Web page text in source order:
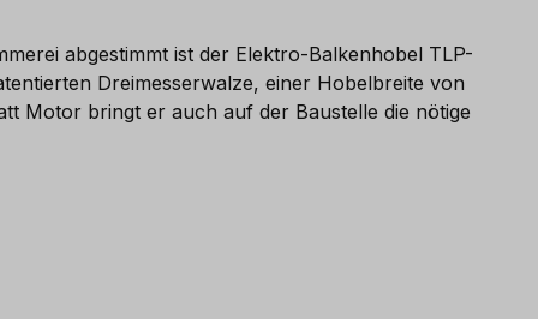
abgestimmt ist der Elektro-Balkenhobel TLP-
Dreimesserwalze, einer Hobelbreite von
Motor bringt er auch auf der Baustelle die nötige